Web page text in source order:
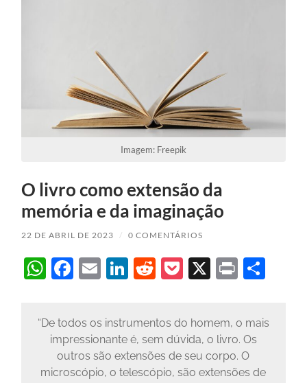
Imagem: Freepik
O livro como extensão da
memória e da imaginação
22 DE ABRIL DE 2023 / 0 COMENTÁRIOS
WhatsApp
Facebook
EmailLinkedIn
Reddit
Pocket
X Print
“De todos os instrumentos do homem, o mais
impressionante é, sem dúvida, o livro. Os
outros são extensões de seu corpo. O
microscópio, o telescópio, são extensões de